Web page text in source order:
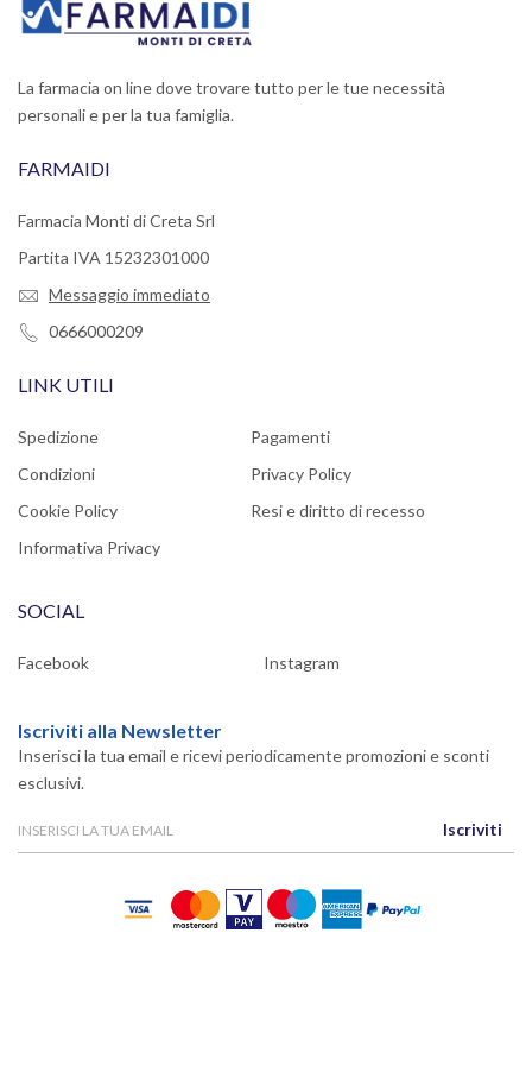
La farmacia on line dove trovare tutto per le tue necessità
personali e per la tua famiglia.
FARMAIDI
Farmacia Monti di Creta Srl
Partita IVA 15232301000
Messaggio immediato
0666000209
LINK UTILI
Spedizione
Pagamenti
Condizioni
Privacy Policy
Cookie Policy
Resi e diritto di recesso
Informativa Privacy
SOCIAL
Facebook Instagram
Iscriviti alla Newsletter
Inserisci la tua email e ricevi periodicamente promozioni e sconti
esclusivi.
Iscriviti